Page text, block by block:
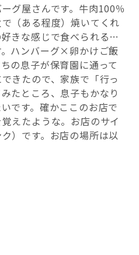
グ屋さんです。牛肉100％
（ある程度）焼いてくれ
きな感じで食べられる…
ハンバーグ×卵かけご飯
の息子が保育園に通って
きたので、家族で「行っ
たところ、息子もかなり
です。確かここのお店で
えたような。お店のサイ
）です。お店の場所は以